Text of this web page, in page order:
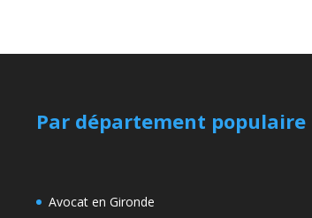
Par département populaire
Avocat en Gironde